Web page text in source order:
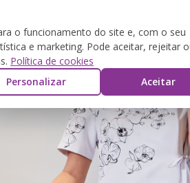
o funcionamento do site e, com o seu
e marketing. Pode aceitar, rejeitar
Política de cookies
Personalizar Aceitar